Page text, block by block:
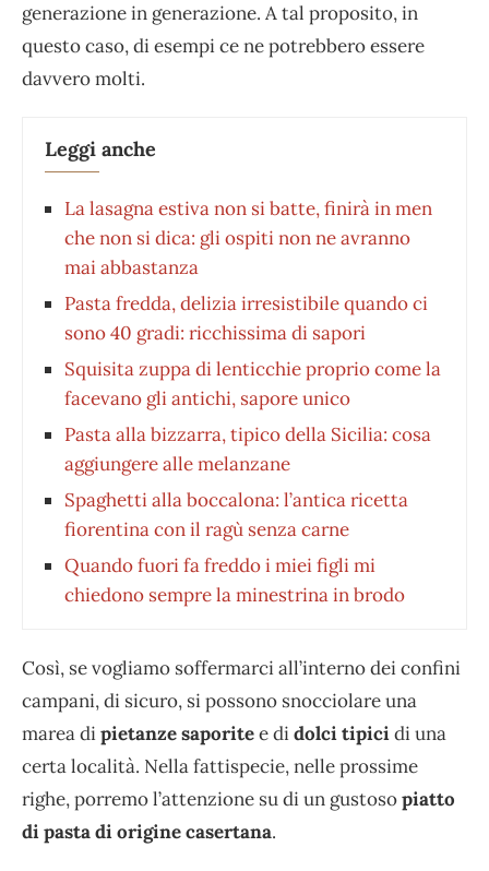
generazione in generazione. A tal proposito, in
questo caso, di esempi ce ne potrebbero essere
davvero molti.
Leggi anche
La lasagna estiva non si batte, finirà in men
che non si dica: gli ospiti non ne avranno
mai abbastanza
Pasta fredda, delizia irresistibile quando ci
sono 40 gradi: ricchissima di sapori
Squisita zuppa di lenticchie proprio come la
facevano gli antichi, sapore unico
Pasta alla bizzarra, tipico della Sicilia: cosa
aggiungere alle melanzane
Spaghetti alla boccalona: l’antica ricetta
fiorentina con il ragù senza carne
Quando fuori fa freddo i miei figli mi
chiedono sempre la minestrina in brodo
Così, se vogliamo soffermarci all’interno dei confini
campani, di sicuro, si possono snocciolare una
marea dipietanze saporitee didolci tipicidi una
certa località. Nella fattispecie, nelle prossime
righe, porremo l’attenzione su di un gustosopiatto
di pasta di origine casertana.